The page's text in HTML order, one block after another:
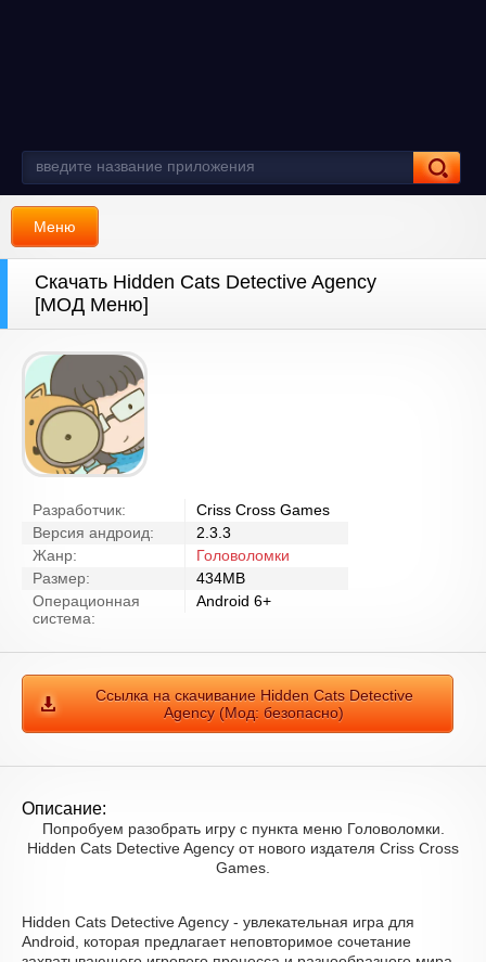
Меню
Скачать Hidden Cats Detective Agency
[МОД Меню]
Разработчик:
Criss Cross Games
Версия андроид:
2.3.3
Жанр:
Головоломки
Размер:
434MB
Операционная
система:
Android 6+
Ссылка на скачивание Hidden Cats Detective
Agency (Мод: безопасно)
Описание:
Попробуем разобрать игру с пункта меню Головоломки.
Hidden Cats Detective Agency от нового издателя Criss Cross
Games.
Hidden Cats Detective Agency - увлекательная игра для
Android, которая предлагает неповторимое сочетание